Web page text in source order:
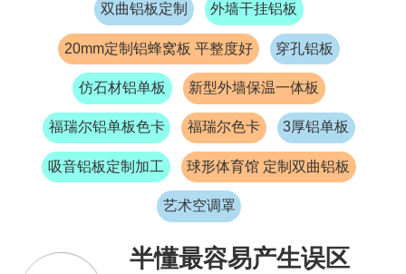
双曲铝板定制 外墙干挂铝板
20mm定制铝蜂窝板 平整度好 穿孔铝板
仿石材铝单板 新型外墙保温一体板
福瑞尔铝单板色卡 福瑞尔色卡 3厚铝单板
吸音铝板定制加工 球形体育馆 定制双曲铝板
艺术空调罩
半懂最容易产生误区